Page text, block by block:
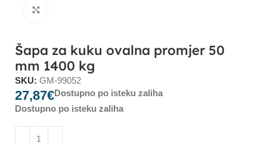
Šapa za kuku ovalna promjer 50
mm 1400 kg
SKU:GM-99052
27,87€Dostupno po isteku zaliha
Dostupno po isteku zaliha